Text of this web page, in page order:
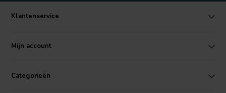
Klantenservice
Mijn account
Categorieën